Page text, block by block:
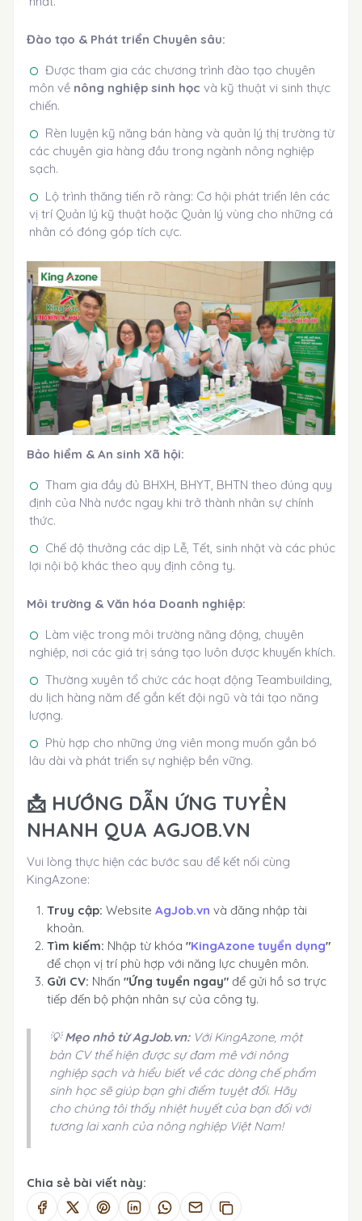
Đào tạo & Phát triển Chuyên sâu:
Được tham gia các chương trình đào tạo chuyên
môn về nông nghiệp sinh học và kỹ thuật vi sinh thực
chiến.
Rèn luyện kỹ năng bán hàng và quản lý thị trường từ
các chuyên gia hàng đầu trong ngành nông nghiệp
sạch.
Lộ trình thăng tiến rõ ràng: Cơ hội phát triển lên các
vị trí Quản lý kỹ thuật hoặc Quản lý vùng cho những cá
nhân có đóng góp tích cực.
Bảo hiểm & An sinh Xã hội:
Tham gia đầy đủ BHXH, BHYT, BHTN theo đúng quy
định của Nhà nước ngay khi trở thành nhân sự chính
thức.
Chế độ thưởng các dịp Lễ, Tết, sinh nhật và các phúc
lợi nội bộ khác theo quy định công ty.
Môi trường & Văn hóa Doanh nghiệp:
Làm việc trong môi trường năng động, chuyên
nghiệp, nơi các giá trị sáng tạo luôn được khuyến khích.
Thường xuyên tổ chức các hoạt động Teambuilding,
du lịch hàng năm để gắn kết đội ngũ và tái tạo năng
lượng.
Phù hợp cho những ứng viên mong muốn gắn bó
lâu dài và phát triển sự nghiệp bền vững.
📩 HƯỚNG DẪN ỨNG TUYỂN
NHANH QUA AGJOB.VN
Vui lòng thực hiện các bước sau để kết nối cùng
KingAzone:
Truy cập: Website AgJob.vn và đăng nhập tài
khoản.
Tìm kiếm: Nhập từ khóa "KingAzone tuyển dụng"
để chọn vị trí phù hợp với năng lực chuyên môn.
Gửi CV: Nhấn "Ứng tuyển ngay" để gửi hồ sơ trực
tiếp đến bộ phận nhân sự của công ty.
💡Mẹo nhỏ từ AgJob.vn:Với KingAzone, một
bản CV thể hiện được sự đam mê với nông
nghiệp sạch và hiểu biết về các dòng chế phẩm
sinh học sẽ giúp bạn ghi điểm tuyệt đối. Hãy
cho chúng tôi thấy nhiệt huyết của bạn đối với
tương lai xanh của nông nghiệp Việt Nam!
Chia sẻ bài viết này: